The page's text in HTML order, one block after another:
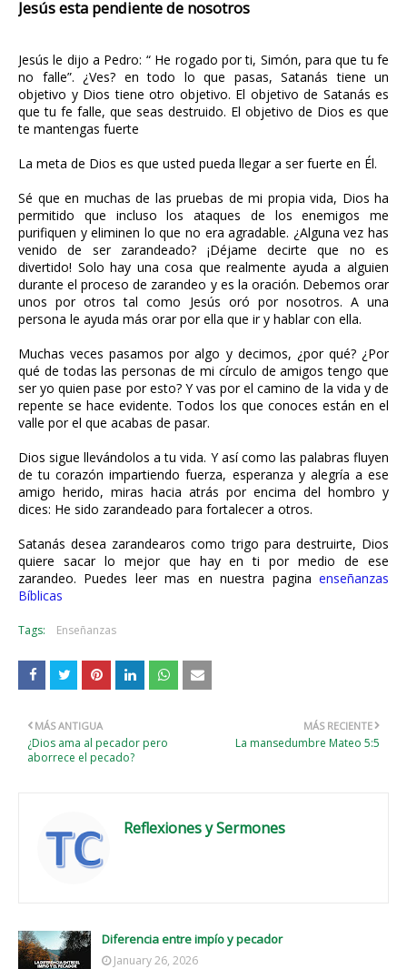
Jesús esta pendiente de nosotros
Jesús le dijo a Pedro: “ He rogado por ti, Simón, para que tu fe
no falle”. ¿Ves? en todo lo que pasas, Satanás tiene un
objetivo y Dios tiene otro objetivo. El objetivo de Satanás es
que tu fe falle, que seas destruido. El objetivo de Dios es que
te mantengas fuerte
La meta de Dios es que usted pueda llegar a ser fuerte en Él.
Sé que en muchas de las pruebas de mi propia vida, Dios ha
permitido que incluso los ataques de los enemigos me
purifiquen y eliminen lo que no era agradable. ¿Alguna vez has
venido de ser zarandeado? ¡Déjame decirte que no es
divertido! Solo hay una cosa que realmente ayuda a alguien
durante el proceso de zarandeo y es la oración. Debemos orar
unos por otros tal como Jesús oró por nosotros. A una
persona le ayuda más orar por ella que ir y hablar con ella.
Muchas veces pasamos por algo y decimos, ¿por qué? ¿Por
qué de todas las personas de mi círculo de amigos tengo que
ser yo quien pase por esto? Y vas por el camino de la vida y de
repente se hace evidente. Todos los que conoces están en el
valle por el que acabas de pasar.
Dios sigue llevándolos a tu vida. Y así como las palabras fluyen
de tu corazón impartiendo fuerza, esperanza y alegría a ese
amigo herido, miras hacia atrás por encima del hombro y
dices: He sido zarandeado para fortalecer a otros.
Satanás desea zarandearos como trigo para destruirte, Dios
quiere sacar lo mejor que hay en ti por medio de ese
zarandeo. Puedes leer mas en nuestra pagina enseñanzas
Bíblicas
Tags: Enseñanzas
MÁS RECIENTE
La mansedumbre Mateo 5:5
MÁS ANTIGUA
¿Dios ama al pecador pero
aborrece el pecado?
Reflexiones y Sermones
Diferencia entre impío y pecador
January 26, 2026